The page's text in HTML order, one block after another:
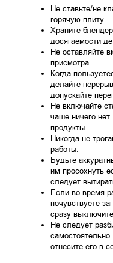
Не ставьте/не
горячую плиту.
Храните
досягаемости
Не оставляйте
присмотра.
Когда
делайте
допускайте
Не включайте
чаше ничего
продукты.
Никогда не
работы.
Будьте
им просохнуть
следует
Если во время
почувствуете
сразу
Не следует
отнесите его в